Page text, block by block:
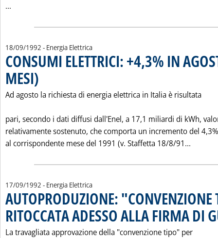
...
18/09/1992 - Energia Elettrica
CONSUMI ELETTRICI: +4,3% IN
MESI)
Ad agosto la richiesta di energia elettrica in Italia è risultata
pari, secondo i dati diffusi dall'Enel, a 17,1 miliardi di kWh,
relativamente sostenuto, che comporta un incremento del
al corrispondente mese del 1991 (v. Staffetta 18/8/91...
17/09/1992 - Energia Elettrica
AUTOPRODUZIONE:
RITOCCATA ADESSO ALLA FIRMA DI
La travagliata approvazione della "convenzione tipo" per